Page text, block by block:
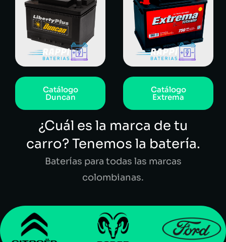
Catálogo
Duncan
Catálogo
Extrema
¿Cuál es la marca de tu
carro? Tenemos la batería.
Baterías para todas las marcas
colombianas.